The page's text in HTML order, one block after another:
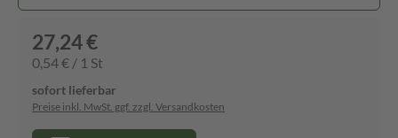
27,24 €
0,54 € / 1 St
sofort lieferbar
Preise inkl. MwSt. ggf. zzgl. Versandkosten